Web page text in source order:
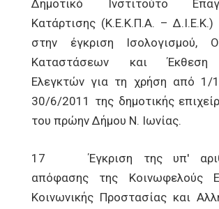
Δημοτικό Ινστιτούτο
Κατάρτισης (Κ.Ε.Κ.Π.Α. –
στην έγκριση Ισολογισμού,
Καταστάσεων και
Ελεγκτών για τη χρήση από 1/
30/6/2011 της δημοτικής
του πρώην Δήμου Ν. Ιωνίας.
17 Έγκριση της υπ'
απόφασης της Κοινωφελούς
Κοινωνικής Προστασίας και